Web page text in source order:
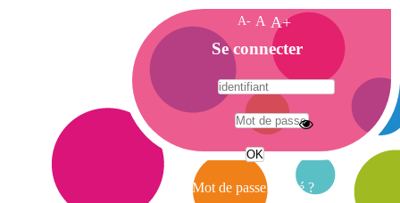
A- A A+
A
c
c
e
i
Se connecter
Mot de passe oublié ?
A
e